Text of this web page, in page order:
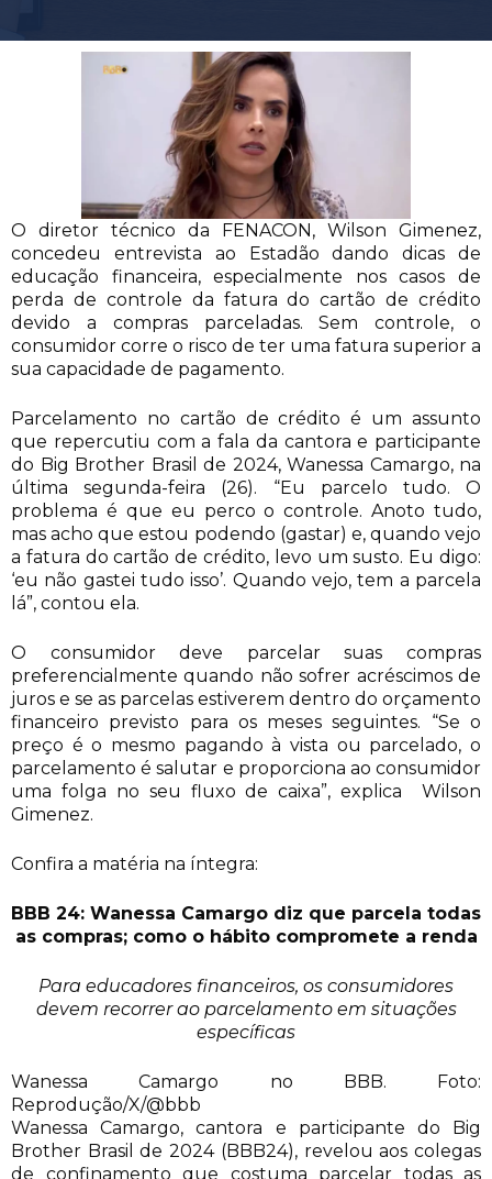
O diretor técnico da FENACON, Wilson Gimenez,
concedeu entrevista ao Estadão dando dicas de
educação financeira, especialmente nos casos de
perda de controle da fatura do cartão de crédito
devido a compras parceladas. Sem controle, o
consumidor corre o risco de ter uma fatura superior a
sua capacidade de pagamento.
Parcelamento no cartão de crédito é um assunto
que repercutiu com a fala da cantora e participante
do Big Brother Brasil de 2024, Wanessa Camargo, na
última segunda-feira (26). “Eu parcelo tudo. O
problema é que eu perco o controle. Anoto tudo,
mas acho que estou podendo (gastar) e, quando vejo
a fatura do cartão de crédito, levo um susto. Eu digo:
‘eu não gastei tudo isso’. Quando vejo, tem a parcela
lá”, contou ela.
O consumidor deve parcelar suas compras
preferencialmente quando não sofrer acréscimos de
juros e se as parcelas estiverem dentro do orçamento
financeiro previsto para os meses seguintes. “Se o
preço é o mesmo pagando à vista ou parcelado, o
parcelamento é salutar e proporciona ao consumidor
uma folga no seu fluxo de caixa”, explica Wilson
Gimenez.
Confira a matéria na íntegra:
BBB 24: Wanessa Camargo diz que parcela todas
as compras; como o hábito compromete a renda
Para educadores financeiros, os consumidores
devem recorrer ao parcelamento em situações
específicas
Wanessa Camargo no BBB. Foto:
Reprodução/X/@bbb
Wanessa Camargo, cantora e participante do Big
Brother Brasil de 2024 (BBB24), revelou aos colegas
de confinamento que costuma parcelar todas as